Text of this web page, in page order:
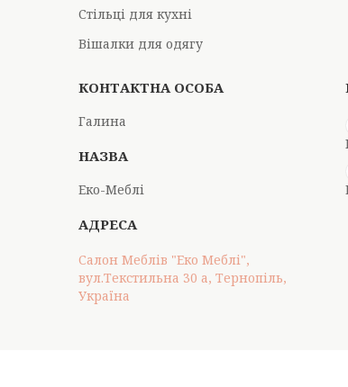
Стільці для кухні
Вішалки для одягу
Галина
Еко-Меблі
Салон Меблів "Еко Меблі",
вул.Текстильна 30 а, Тернопіль,
Україна